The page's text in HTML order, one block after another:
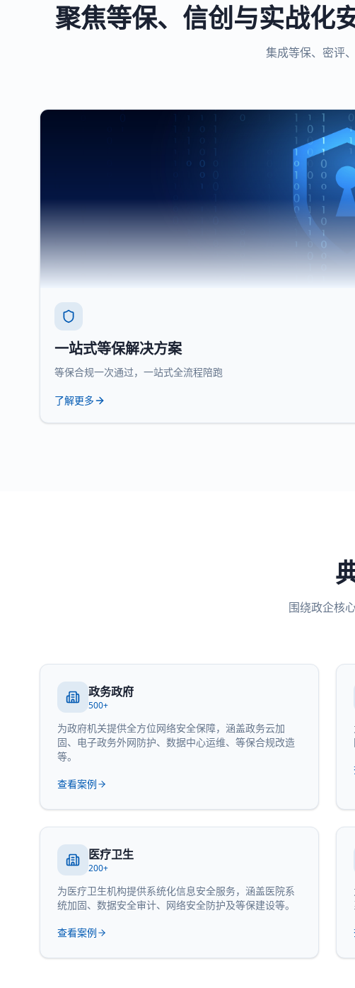
聚焦等保、信创与实战化
集成等保、密评
一站式等保解决方案
等保合规一次通过，一站式全流程陪跑
了解更多
围绕政企核
政务政府
500+
为政府机关提供全方位网络安全保障，涵盖政务云加
固、电子政务外网防护、数据中心运维、等保合规改造
等。
查看案例
医疗卫生
200+
为医疗卫生机构提供系统化信息安全服务，涵盖医院系
统加固、数据安全审计、网络安全防护及等保建设等。
查看案例